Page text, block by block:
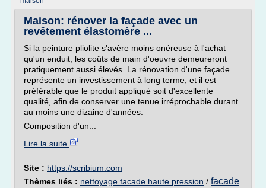
Maison: rénover la façade avec un
revêtement élastomère ...
Si la peinture pliolite s'avère moins onéreuse à l'achat
qu'un enduit, les coûts de main d'oeuvre demeureront
pratiquement aussi élevés. La rénovation d'une façade
représente un investissement à long terme, et il est
préférable que le produit appliqué soit d'excellente
qualité, afin de conserver une tenue irréprochable durant
au moins une dizaine d'années.
Composition d'un...
Lire la suite
Site : https://scribium.com
Thèmes liés : nettoyage facade haute pression / facade